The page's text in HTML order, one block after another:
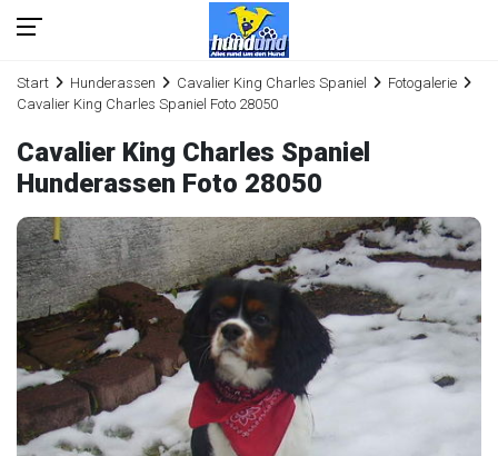
Start Hunderassen Cavalier King Charles Spaniel
Fotogalerie
Cavalier King Charles Spaniel Foto 28050
Cavalier King Charles Spaniel
Hunderassen Foto 28050